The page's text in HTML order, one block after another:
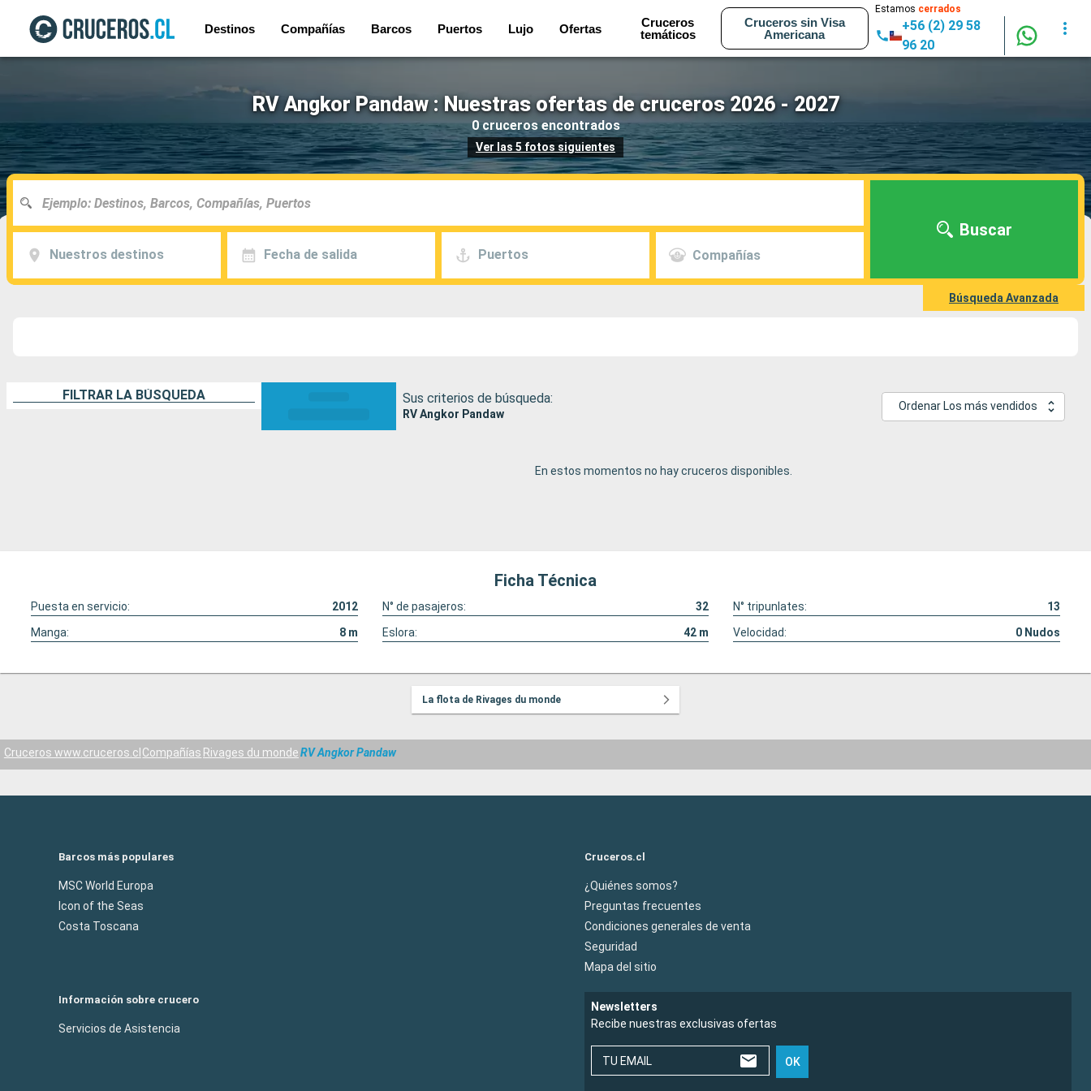
Destinos Compañías Barcos Puertos Lujo Ofertas
Cruceros
temáticos
Cruceros sin Visa
Americana
Estamos cerrados
+56 (2) 29 58
96 20
RV Angkor Pandaw : Nuestras ofertas de cruceros 2026 - 2027
0 cruceros encontrados
Ver las 5 fotos siguientes
Nuestros destinos Fecha de salida Puertos Compañías
Buscar
Búsqueda Avanzada
FILTRAR LA BÚSQUEDA Sus criterios de búsqueda:
RV Angkor Pandaw
Ordenar Los más vendidos
En estos momentos no hay cruceros disponibles.
Ficha Técnica
Puesta en servicio: 2012 N° de pasajeros: 32 N° tripunlates:
13
Manga:
8m Eslora: 42 m Velocidad: 0 Nudos
La flota de Rivages du monde
Cruceros www.cruceros.cl Compañías Rivages du mondeRV Angkor Pandaw
Barcos más populares
MSC World Europa
Icon of the Seas
Costa Toscana
Cruceros.cl
¿Quiénes somos?
Preguntas frecuentes
Condiciones generales de venta
Seguridad
Mapa del sitio
Información sobre crucero
Servicios de Asistencia
Newsletters
Recibe nuestras exclusivas ofertas
TU EMAIL OK